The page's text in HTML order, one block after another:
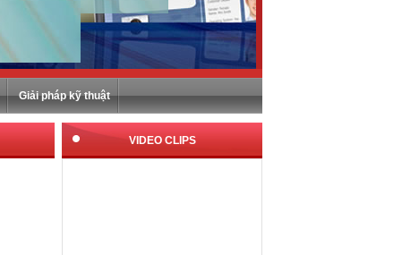
Giải pháp kỹ thuật
VIDEO CLIPS